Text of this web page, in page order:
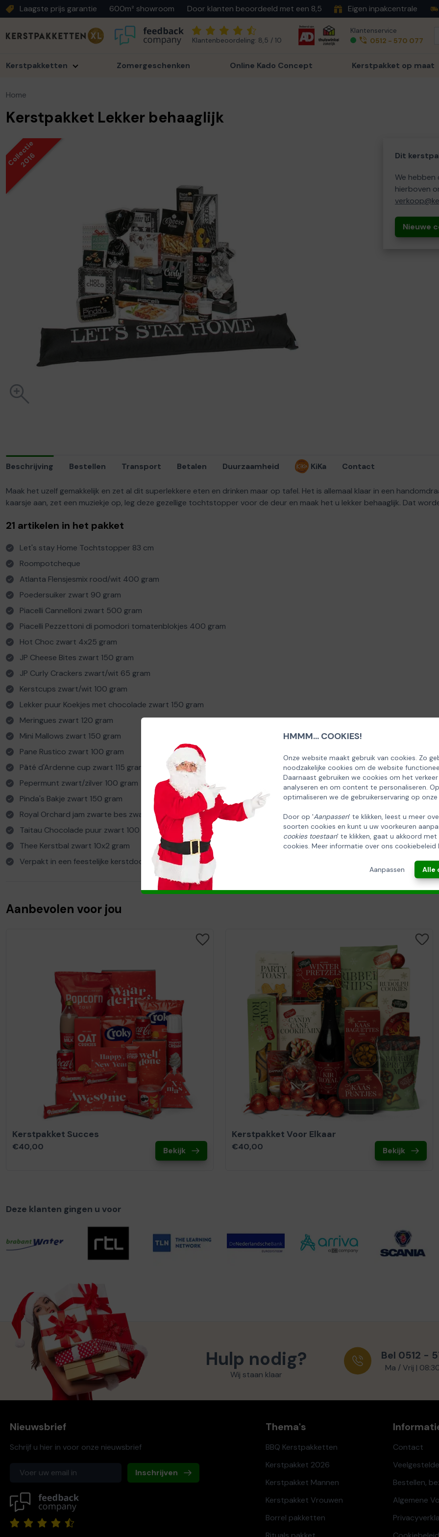
HMMM... COOKIES!
Onze website maakt gebruik van cookies. Zo
noodzakelijke cookies om de website
Daarnaast gebruiken we cookies om het
analyseren en om content te personaliseren.
optimaliseren we de gebruikerservaring op onze
Door op 'Aanpassen' te klikken, leest u meer
soorten cookies en kunt u uw voorkeuren
cookies toestaan' te klikken, gaat u akkoord
cookies. Meer informatie over ons cookiebeleid
Aanpassen Alle
Laagste prijs garantie 600m² showroom Door klanten beoordeeld met een 8,5 Eigen inpakcentrale
Klantenbeoordeling: 8,5 / 10
Klantenservice
0512 - 570 077
Kerstpakketten Zomergeschenken Online Kado Concept Kerstpakket op maat
Home
Kerstpakket Lekker behaaglijk
Collectie
2016 Dit
We hebben
hierboven
Nieuwe
Beschrijving Bestellen Transport Betalen Duurzaamheid KiKa Contact
Maak het uzelf gemakkelijk en zet al dit superlekkere eten en drinken maar op tafel. Het is allemaal klaar in een
kaarsje aan, zet een muziekje op, leg deze gezellige tochtstopper voor de deur en maak het u lekker behaaglijk. Dat
21 artikelen in het pakket
Let's stay Home Tochtstopper 83 cm
Roompotcheque
Atlanta Flensjesmix rood/wit 400 gram
Poedersuiker zwart 90 gram
Piacelli Cannelloni zwart 500 gram
Piacelli Pezzettoni di pomodori tomatenblokjes 400 gram
Hot Choc zwart 4x25 gram
JP Cheese Bites zwart 150 gram
JP Curly Crackers zwart/wit 65 gram
Kerstcups zwart/wit 100 gram
Lekker puur Koekjes met chocolade zwart 150 gram
Meringues zwart 120 gram
Mini Mallows zwart 150 gram
Pane Rustico zwart 100 gram
Pâté d'Ardenne cup zwart 115 gram
Pepermunt zwart/zilver 100 gram
Pinda's Bakje zwart 150 gram
Royal Orchard jam zwarte bes zwart 225 gram
Taitau Chocolade puur zwart 100 gram
Thee Kerstbal zwart 10x2 gram
Verpakt in een feestelijke kerstdoos
Aanbevolen voor jou
Kerstpakket Succes
€40,00 Bekijk
Kerstpakket Voor Elkaar
€40,00 Bekijk
Deze klanten gingen u voor
Hulp nodig?
Wij staan klaar
Bel 0512 -
Ma / Vrij |
Nieuwsbrief
Schrijf u hier in voor onze nieuwsbrief
Inschrijven
Thema's
BBQ Kerstpakketten
Kerstpakket 2026
Kerstpakket Mannen
Kerstpakket Vrouwen
Borrel pakketten
Contact
Bestellen,
Algemene
EN ONTVANG 5% KORTING OP DE
HUISCOLLECTIE KERSTPAKKETTEN
Email
INSCHRIJVEN!